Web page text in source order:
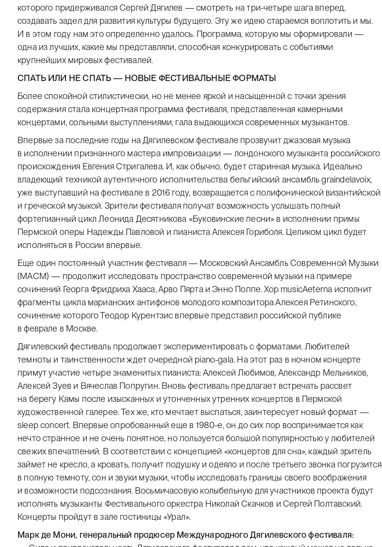
которого придерживался Сергей Дягилев — смотреть на три-четыре шага вперед,
создавать задел для развития культуры будущего. Эту же идею стараемся воплотить и мы.
И в этом году нам это определенно удалось. Программа, которую мы сформировали —
одна из лучших, какие мы представляли, способная конкурировать с событиями
крупнейших мировых фестивалей.
СПАТЬ ИЛИ НЕ СПАТЬ — НОВЫЕ ФЕСТИВАЛЬНЫЕ ФОРМАТЫ
Более спокойной стилистически, но не менее яркой и насыщенной с точки зрения
содержания стала концертная программа фестиваля, представленная камерными
концертами, сольными выступлениями, гала выдающихся современных музыкантов.
Впервые за последние годы на Дягилевском фестивале прозвучит джазовая музыка
в исполнении признанного мастера импровизации — лондонского музыканта российского
происхождения Евгения Стригалева. И, как обычно, будет старинная музыка. Идеально
владеющий техникой аутентичного исполнительства бельгийский ансамбль graindelavoix,
уже выступавший на фестивале в 2016 году, возвращается с полифонической византийской
и греческой музыкой. Зрители фестиваля получат возможность услышать полный
фортепианный цикл Леонида Десятникова «Буковинские песни» в исполнении примы
Пермской оперы Надежды Павловой и пианиста Алексея Гориболя. Целиком цикл будет
исполняться в России впервые.
Еще один постоянный участник фестиваля — Московский Ансамбль Современной Музыки
(МАСМ) — продолжит исследовать пространство современной музыки на примере
сочинений Георга Фридриха Хааса, Арво Пярта и Энно Поппе.Хор musicAeterna исполнит
фрагменты цикла марианских антифонов молодого композитора Алексея Ретинского,
сочинение которого Теодор Курентзис впервые представил российской публике
в феврале в Москве.
Дягилевский фестиваль продолжает экспериментировать с форматами. Любителей
темноты и таинственности ждет очередной piano-gala. На этот раз в ночном концерте
примут участие четыре знаменитых пианиста: Алексей Любимов, Александр Мельников,
Алексей Зуев и Вячеслав Попругин. Вновь фестиваль предлагает встречать рассвет
на берегу Камы после изысканных и утонченных утренних концертов в Пермской
художественной галерее. Тех же, кто мечтает выспаться, заинтересует новый формат —
sleep concert. Впервые опробованный еще в 1980-е, он до сих пор воспринимается как
нечто странное и не очень понятное, но пользуется большой популярностью у любителей
свежих впечатлений. В соответствии с концепцией «концертов для сна», каждый зритель
займет не кресло, а кровать, получит подушку и одеяло и после третьего звонка погрузится
в полную темноту, сон и звуки музыки, чтобы исследовать границы своего воображения
и возможности подсознания. Восьмичасовую колыбельную для участников проекта будут
исполнять музыканты Фестивального оркестра Николай Скачков и Сергей Полтавский.
Концерты пройдут в зале гостиницы «Урал».
Марк де Мони, генеральный продюсер Международного Дягилевского фестиваля: